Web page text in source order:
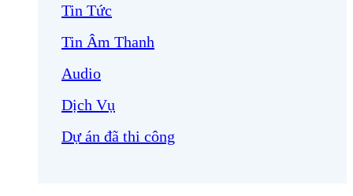
Tin Tức
Tin Âm Thanh
Audio
Dịch Vụ
Dự án đã thi công